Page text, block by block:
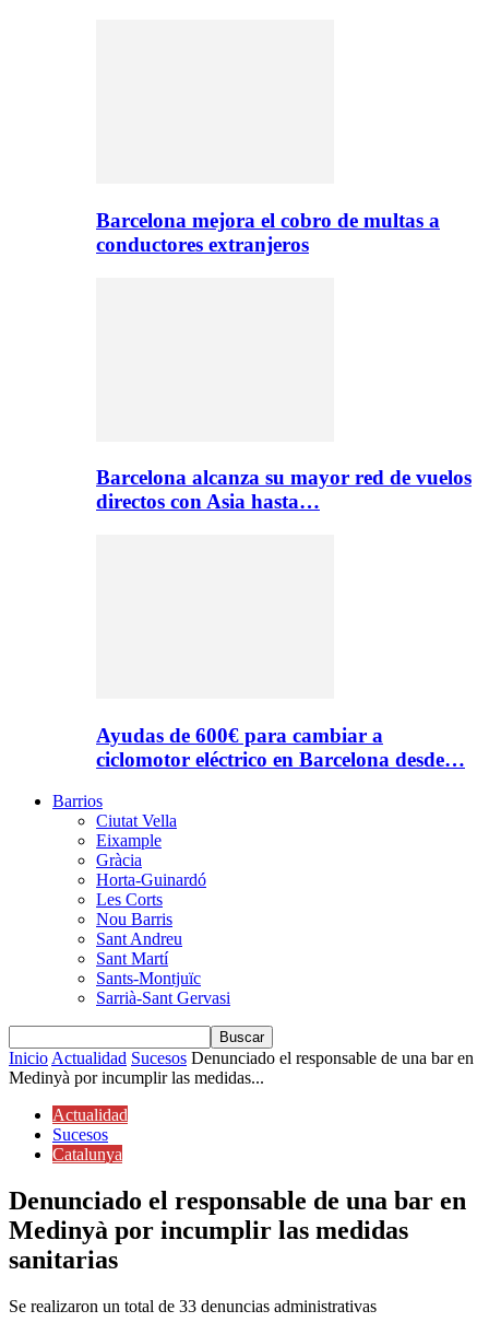
Barcelona mejora el cobro de multas a
conductores extranjeros
Barcelona alcanza su mayor red de vuelos
directos con Asia hasta…
Ayudas de 600€ para cambiar a
ciclomotor eléctrico en Barcelona desde…
Barrios
Ciutat Vella
Eixample
Gràcia
Horta-Guinardó
Les Corts
Nou Barris
Sant Andreu
Sant Martí
Sants-Montjuïc
Sarrià-Sant Gervasi
InicioActualidad Sucesos Denunciado el responsable de una bar en
Medinyà por incumplir las medidas...
Actualidad
Sucesos
Catalunya
Denunciado el responsable de una bar en
Medinyà por incumplir las medidas
sanitarias
Se realizaron un total de 33 denuncias administrativas